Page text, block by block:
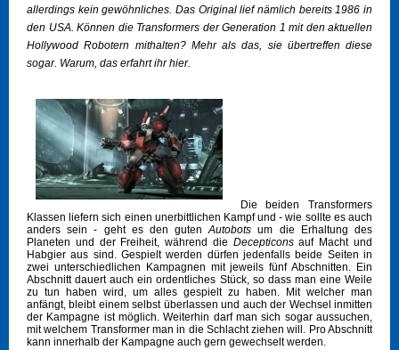
allerdings kein gewöhnliches. Das Original lief nämlich bereits 1986 in
den USA. Können die Transformers der Generation 1 mit den aktuellen
Hollywood Robotern mithalten? Mehr als das, sie übertreffen diese
sogar. Warum, das erfahrt ihr hier.
Die beiden Transformers
Klassen liefern sich einen unerbittlichen Kampf und - wie sollte es auch
anders sein - geht es den gutenAutobots um die Erhaltung des
Planeten und der Freiheit, während die Decepticonsauf Macht und
Habgier aus sind. Gespielt werden dürfen jedenfalls beide Seiten in
zwei unterschiedlichen Kampagnen mit jeweils fünf Abschnitten. Ein
Abschnitt dauert auch ein ordentliches Stück, so dass man eine Weile
zu tun haben wird, um alles gespielt zu haben. Mit welcher man
anfängt, bleibt einem selbst überlassen und auch der Wechsel inmitten
der Kampagne ist möglich. Weiterhin darf man sich sogar aussuchen,
mit welchem Transformer man in die Schlacht ziehen will. Pro Abschnitt
kann innerhalb der Kampagne auch gern gewechselt werden.